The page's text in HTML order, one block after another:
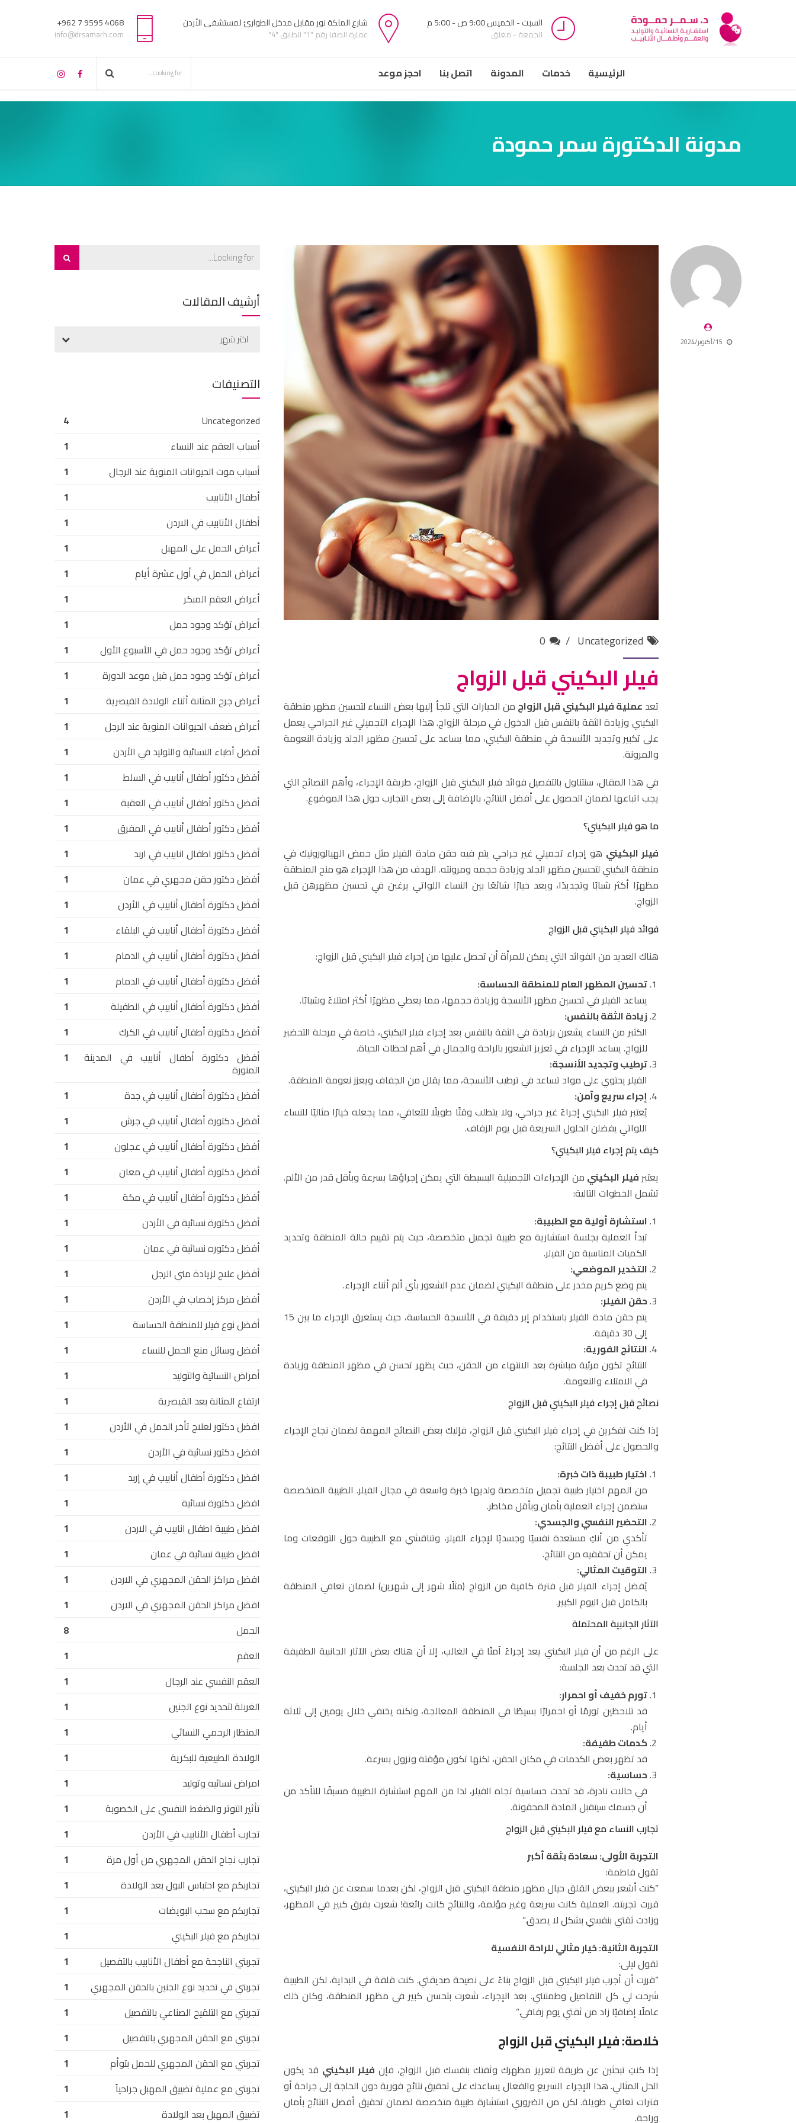
السبت - الخميس 9:00 ص - 5:00 م
الجمعة - مغلق
شارع الملكة نور مقابل مدخل الطوارئ لمستشفى الأردن
عمارة الصفا رقم "1" الطابق "4"
4068 9595 7 962+
info@drsamarh.com
الرئيسية خدمات المدونة اتصل بنا احجز موعد
مدونة الدكتورة سمر حمودة
15/أكتوبر/2024
Uncategorized
0
فيلر البكيني قبل الزواج
تعد عملية فيلر البكيني قبل الزواج من الخيارات التي تلجأ إليها بعض النساء لتحسين مظهر منطقة
البكيني وزيادة الثقة بالنفس قبل الدخول في مرحلة الزواج. هذا الإجراء التجميلي غير الجراحي يعمل
على تكبير وتجديد الأنسجة في منطقة البكيني، مما يساعد على تحسين مظهر الجلد وزيادة النعومة
والمرونة.
في هذا المقال، سنتناول بالتفصيل فوائد فيلر البكيني قبل الزواج، طريقة الإجراء، وأهم النصائح التي
يجب اتباعها لضمان الحصول على أفضل النتائج، بالإضافة إلى بعض التجارب حول هذا الموضوع.
ما هو فيلر البكيني؟
فيلر البكيني هو إجراء تجميلي غير جراحي يتم فيه حقن مادة الفيلر مثل حمض الهيالورونيك في
منطقة البكيني لتحسين مظهر الجلد وزيادة حجمه ومرونته. الهدف من هذا الإجراء هو منح المنطقة
مظهرًا أكثر شبابًا وتجديدًا، ويعد خيارًا شائعًا بين النساء اللواتي يرغبن في تحسين مظهرهن قبل
الزواج.
فوائد فيلر البكيني قبل الزواج
هناك العديد من الفوائد التي يمكن للمرأة أن تحصل عليها من إجراء فيلر البكيني قبل الزواج:
تحسين المظهر العام للمنطقة الحساسة:
يساعد الفيلر في تحسين مظهر الأنسجة وزيادة حجمها، مما يعطي مظهرًا أكثر امتلاءً وشبابًا.
زيادة الثقة بالنفس:
الكثير من النساء يشعرن بزيادة في الثقة بالنفس بعد إجراء فيلر البكيني، خاصة في مرحلة التحضير
للزواج. يساعد الإجراء في تعزيز الشعور بالراحة والجمال في أهم لحظات الحياة.
ترطيب وتجديد الأنسجة:
الفيلر يحتوي على مواد تساعد في ترطيب الأنسجة، مما يقلل من الجفاف ويعزز نعومة المنطقة.
إجراء سريع وآمن:
يُعتبر فيلر البكيني إجراءً غير جراحي، ولا يتطلب وقتًا طويلًا للتعافي، مما يجعله خيارًا مثاليًا للنساء
اللواتي يفضلن الحلول السريعة قبل يوم الزفاف.
كيف يتم إجراء فيلر البكيني؟
يعتبرفيلر البكيني من الإجراءات التجميلية البسيطة التي يمكن إجراؤها بسرعة وبأقل قدر من الألم.
تشمل الخطوات التالية:
استشارة أولية مع الطبيبة:
تبدأ العملية بجلسة استشارية مع طبيبة تجميل متخصصة، حيث يتم تقييم حالة المنطقة وتحديد
الكميات المناسبة من الفيلر.
التخدير الموضعي:
يتم وضع كريم مخدر على منطقة البكيني لضمان عدم الشعور بأي ألم أثناء الإجراء.
حقن الفيلر:
يتم حقن مادة الفيلر باستخدام إبر دقيقة في الأنسجة الحساسة، حيث يستغرق الإجراء ما بين 15
إلى 30 دقيقة.
النتائج الفورية:
النتائج تكون مرئية مباشرة بعد الانتهاء من الحقن، حيث يظهر تحسن في مظهر المنطقة وزيادة
في الامتلاء والنعومة.
نصائح قبل إجراء فيلر البكيني قبل الزواج
إذا كنت تفكرين في إجراء فيلر البكيني قبل الزواج، فإليك بعض النصائح المهمة لضمان نجاح الإجراء
والحصول على أفضل النتائج:
اختيار طبيبة ذات خبرة:
من المهم اختيار طبيبة تجميل متخصصة ولديها خبرة واسعة في مجال الفيلر. الطبيبة المتخصصة
ستضمن إجراء العملية بأمان وبأقل مخاطر.
التحضير النفسي والجسدي:
تأكدي من أنكِ مستعدة نفسيًا وجسديًا لإجراء الفيلر، وتناقشي مع الطبيبة حول التوقعات وما
يمكن أن تحققيه من النتائج.
التوقيت المثالي:
يُفضل إجراء الفيلر قبل فترة كافية من الزواج (مثلًا شهر إلى شهرين) لضمان تعافي المنطقة
بالكامل قبل اليوم الكبير.
الآثار الجانبية المحتملة
على الرغم من أن فيلر البكيني يعد إجراءً آمنًا في الغالب، إلا أن هناك بعض الآثار الجانبية الطفيفة
التي قد تحدث بعد الجلسة:
تورم خفيف أو احمرار:
قد تلاحظين تورمًا أو احمرارًا بسيطًا في المنطقة المعالجة، ولكنه يختفي خلال يومين إلى ثلاثة
أيام.
كدمات طفيفة:
قد تظهر بعض الكدمات في مكان الحقن، لكنها تكون مؤقتة وتزول بسرعة.
حساسية:
في حالات نادرة، قد تحدث حساسية تجاه الفيلر، لذا من المهم استشارة الطبيبة مسبقًا للتأكد من
أن جسمك سيتقبل المادة المحقونة.
تجارب النساء مع فيلر البكيني قبل الزواج
التجربة الأولى: سعادة بثقة أكبر
تقول فاطمة:
“كنت أشعر ببعض القلق حيال مظهر منطقة البكيني قبل الزواج، لكن بعدما سمعت عن فيلر البكيني،
قررت تجربته. العملية كانت سريعة وغير مؤلمة، والنتائج كانت رائعة! شعرت بفرق كبير في المظهر،
وزادت ثقتي بنفسي بشكل لا يصدق.”
التجربة الثانية: خيار مثالي للراحة النفسية
تقول ليلى:
“قررت أن أجرب فيلر البكيني قبل الزواج بناءً على نصيحة صديقتي. كنت قلقة في البداية، لكن الطبيبة
شرحت لي كل التفاصيل وطمنتني. بعد الإجراء، شعرت بتحسن كبير في مظهر المنطقة، وكان ذلك
عاملًا إضافيًا زاد من ثقتي يوم زفافي.”
خلاصة: فيلر البكيني قبل الزواج
إذا كنتِ تبحثين عن طريقة لتعزيز مظهرك وثقتك بنفسك قبل الزواج، فإن فيلر البكيني قد يكون
الحل المثالي. هذا الإجراء السريع والفعال يساعدك على تحقيق نتائج فورية دون الحاجة إلى جراحة أو
فترات تعافي طويلة. لكن من الضروري استشارة طبيبة متخصصة لضمان تحقيق أفضل النتائج بأمان
وراحة.
أرشيف المقالات
اختر شهر
التصنيفات
Uncategorized
4
أسباب العقم عند النساء
1
أسباب موت الحيوانات المنوية عند الرجال
1
أطفال الأنابيب
1
أطفال الأنابيب في الاردن
1
أعراض الحمل على المهبل
1
أعراض الحمل في أول عشرة أيام
1
أعراض العقم المبكر
1
أعراض تؤكد وجود حمل
1
أعراض تؤكد وجود حمل في الأسبوع الأول
1
أعراض تؤكد وجود حمل قبل موعد الدورة
1
أعراض جرح المثانة أثناء الولادة القيصرية
1
أعراض ضعف الحيوانات المنوية عند الرجل
1
أفضل أطباء النسائية والتوليد في الأردن
1
أفضل دكتور أطفال أنابيب في السلط
1
أفضل دكتور أطفال أنابيب في العقبة
1
أفضل دكتور أطفال أنابيب في المفرق
1
أفضل دكتور اطفال انابيب في اربد
1
أفضل دكتور حقن مجهري في عمان
1
أفضل دكتورة أطفال أنابيب في الأردن
1
أفضل دكتورة أطفال أنابيب في البلقاء
1
أفضل دكتورة أطفال أنابيب في الدمام
1
أفضل دكتورة أطفال أنابيب في الدمام
1
أفضل دكتورة أطفال أنابيب في الطفيلة
1
أفضل دكتورة أطفال أنابيب في الكرك
1
أفضل دكتورة أطفال أنابيب في المدينة
المنورة
1
أفضل دكتورة أطفال أنابيب في جدة
1
أفضل دكتورة أطفال أنابيب في جرش
1
أفضل دكتورة أطفال أنابيب في عجلون
1
أفضل دكتورة أطفال أنابيب في معان
1
أفضل دكتورة أطفال أنابيب في مكة
1
أفضل دكتورة نسائية في الأردن
1
أفضل دكتوره نسائية في عمان
1
أفضل علاج لزيادة مني الرجل
1
أفضل مركز إخصاب في الأردن
1
أفضل نوع فيلر للمنطقة الحساسة
1
أفضل وسائل منع الحمل للنساء
1
أمراض النسائية والتوليد
1
ارتفاع المثانة بعد القيصرية
1
افضل دكتور لعلاج تأخر الحمل في الأردن
1
افضل دكتور نسائية في الأردن
1
افضل دكتورة أطفال أنابيب في إربد
1
افضل دكتورة نسائية
1
افضل طبيبة اطفال انابيب في الاردن
1
افضل طبيبة نسائية في عمان
1
افضل مراكز الحقن المجهري في الاردن
1
افضل مراكز الحقن المجهري في الاردن
1
الحمل
8
العقم
1
العقم النفسي عند الرجال
1
الغربلة لتحديد نوع الجنين
1
المنظار الرحمي النسائي
1
الولادة الطبيعية للبكرية
1
امراض نسائيه وتوليد
1
تأثير التوتر والضغط النفسي على الخصوبة
1
تجارب أطفال الأنابيب في الأردن
1
تجارب نجاح الحقن المجهري من أول مرة
1
تجاربكم مع احتباس البول بعد الولادة
1
تجاربكم مع سحب البويضات
1
تجاربكم مع فيلر البكيني
1
تجربتي الناجحة مع أطفال الأنابيب بالتفصيل
1
تجربتي في تحديد نوع الجنين بالحقن المجهري
1
تجربتي مع التلقيح الصناعي بالتفصيل
1
تجربتي مع الحقن المجهري بالتفصيل
1
تجربتي مع الحقن المجهري للحمل بتوأم
1
تجربتي مع عملية تضييق المهبل جراحياً
1
تضييق المهبل بعد الولادة
1